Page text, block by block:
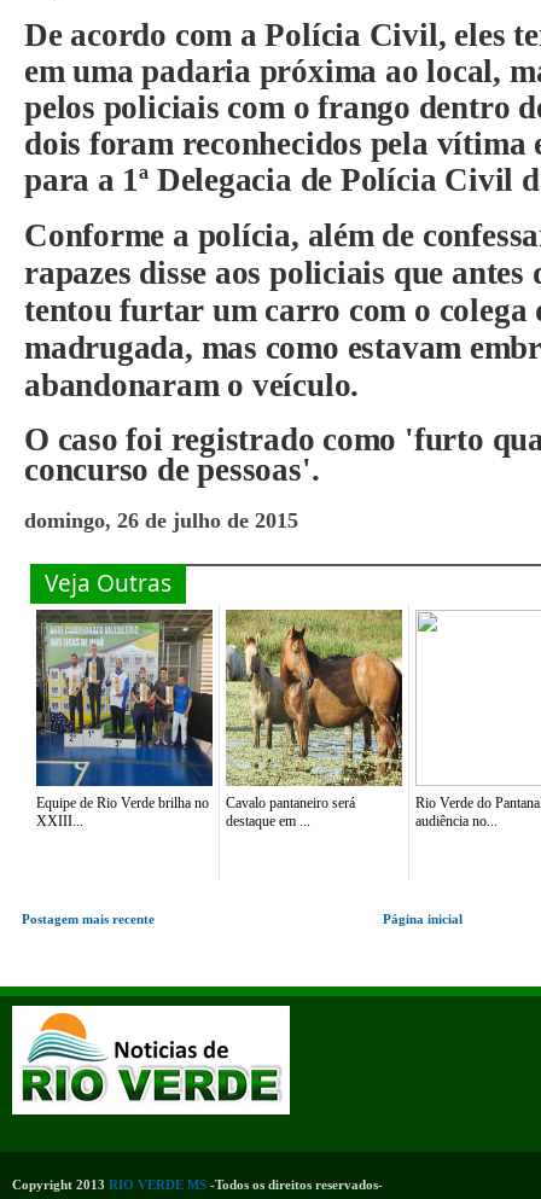
De acordo com a Polícia Civil, eles
em uma padaria próxima ao local,
pelos policiais com o frango dentro
dois foram reconhecidos pela vítima
para a 1ª Delegacia de Polícia Civil
Conforme a polícia, além de
rapazes disse aos policiais que
tentou furtar um carro com o colega
madrugada, mas como estavam
abandonaram o veículo.
O caso foi registrado como 'furto
concurso de pessoas'.
domingo, 26 de julho de 2015
Veja Outras
Equipe de Rio Verde brilha no
XXIII...
Cavalo pantaneiro será
destaque em ...
Rio Verde do
audiência no...
Postagem mais recente Página inicial
Copyright 2013 RIO VERDE MS -Todos os direitos reservados-